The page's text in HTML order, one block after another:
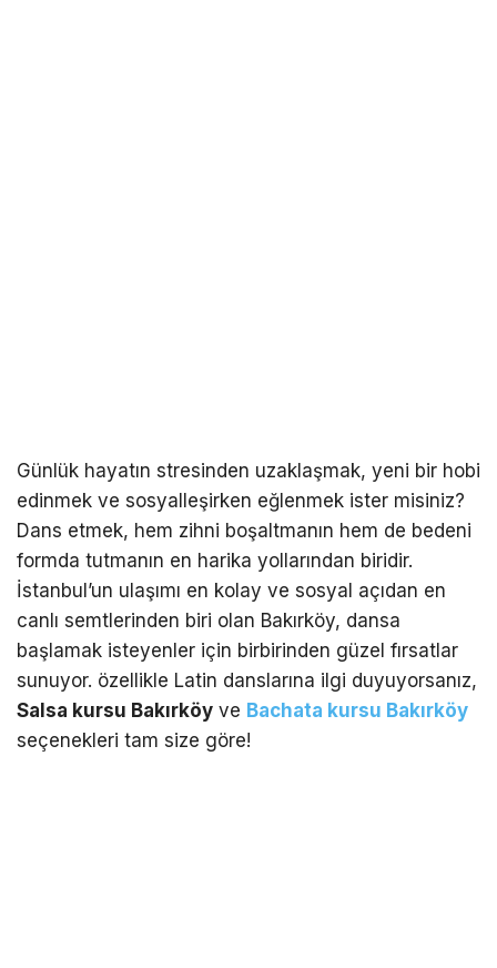
Günlük hayatın stresinden uzaklaşmak, yeni bir hobi
edinmek ve sosyalleşirken eğlenmek ister misiniz?
Dans etmek, hem zihni boşaltmanın hem de bedeni
formda tutmanın en harika yollarından biridir.
İstanbul’un ulaşımı en kolay ve sosyal açıdan en
canlı semtlerinden biri olan Bakırköy, dansa
başlamak isteyenler için birbirinden güzel fırsatlar
sunuyor. özellikle Latin danslarına ilgi duyuyorsanız,
Salsa kursu Bakırköy ve Bachata kursu Bakırköy
seçenekleri tam size göre!